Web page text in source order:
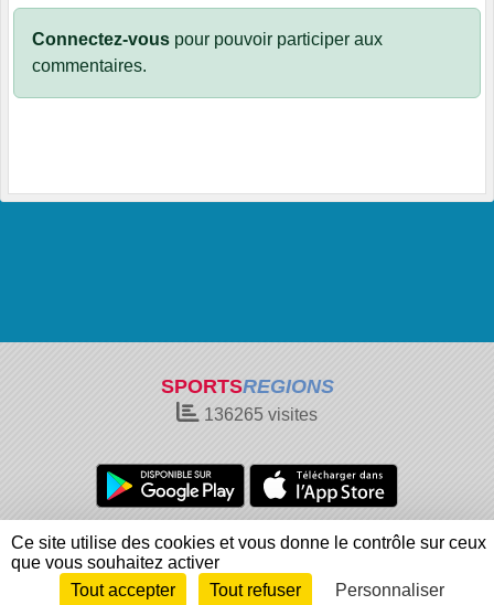
Connectez-vous pour pouvoir participer aux
commentaires.
SPORTSREGIONS
136265 visites
Charte cookies
Gestion des cookies
Informations légales
Signaler un contenu inapproprié
Envie de participer ?
Connexion
Ce site utilise des cookies et vous donne le contrôle sur ceux
que vous souhaitez activer
Tout accepter
Tout refuser Personnaliser